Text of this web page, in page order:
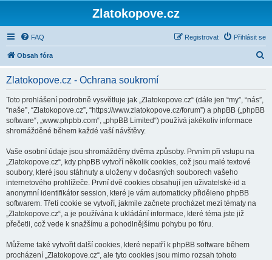
Zlatokopove.cz
FAQ Přihlásit se
Registrovat
Obsah fóra
Zlatokopove.cz - Ochrana soukromí
Toto prohlášení podrobně vysvětluje jak „Zlatokopove.cz“ (dále jen “my”, “nás”,
“naše”, “Zlatokopove.cz”, “https://www.zlatokopove.cz/forum”) a phpBB („phpBB
software“, „www.phpbb.com“, „phpBB Limited“) používá jakékoliv informace
shromážděné během každé vaší návštěvy.
Vaše osobní údaje jsou shromážděny dvěma způsoby. Prvním při vstupu na
„Zlatokopove.cz“, kdy phpBB vytvoří několik cookies, což jsou malé textové
soubory, které jsou stáhnuty a uloženy v dočasných souborech vašeho
internetového prohlížeče. První dvě cookies obsahují jen uživatelské-id a
anonymní identifikátor session, které je vám automaticky přiděleno phpBB
softwarem. Třetí cookie se vytvoří, jakmile začnete procházet mezi tématy na
„Zlatokopove.cz“, a je používána k ukládání informace, které téma jste již
přečetli, což vede k snažšímu a pohodlnějšímu pohybu po fóru.
Můžeme také vytvořit další cookies, které nepatří k phpBB software během
procházení „Zlatokopove.cz“, ale tyto cookies jsou mimo rozsah tohoto